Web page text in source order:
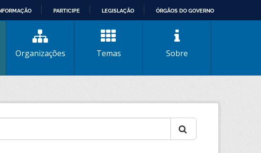
PARTICIPE LEGISLAÇÃO ÓRGÃOS DO GOVERNO
Organizações Temas Sobre